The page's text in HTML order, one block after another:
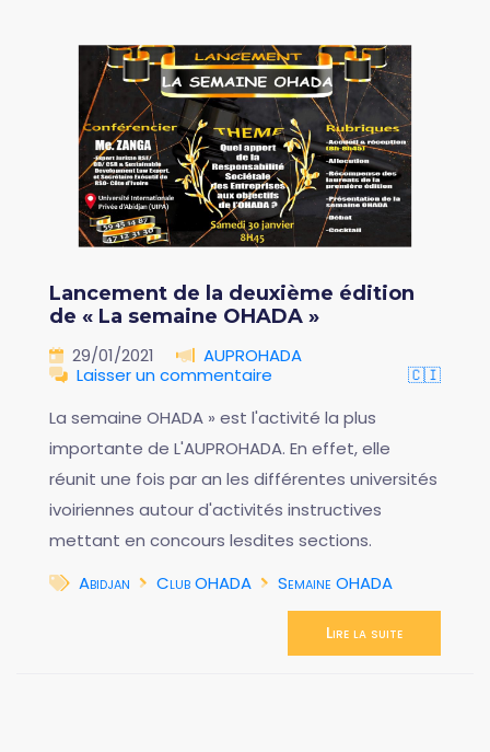
Lancement de la deuxième édition
de « La semaine OHADA »
29/01/2021
AUPROHADA
Laisser un commentaire
🇨🇮
La semaine OHADA » est l'activité la plus
importante de L'AUPROHADA. En effet, elle
réunit une fois par an les différentes universités
ivoiriennes autour d'activités instructives
mettant en concours lesdites sections.
Abidjan
Club OHADA Semaine OHADA
Lire la suite